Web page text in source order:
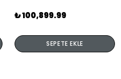
₺ 100,899.99
SEPETE EKLE